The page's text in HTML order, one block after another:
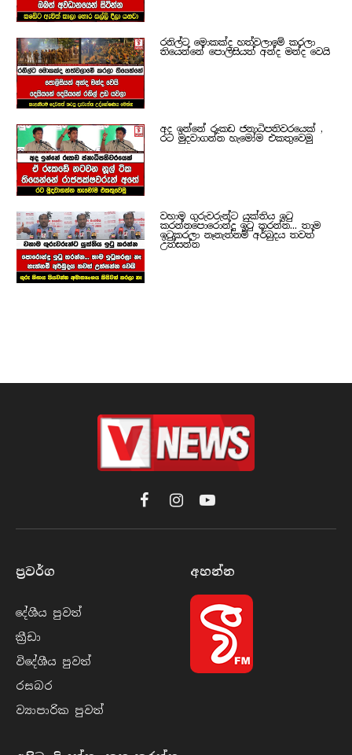
රනිල්ට මොකක්ද හත්වලාමේ කරලා
තියෙන්නේ පොලිසියත් අන්ද මන්ද වෙයි
අද ඉන්නේ රූකඩ ජනාධිපතිවරයෙක් ,
රට මුදවාගන්න හැමෝම එකතුවෙමු
වහාම ගුරුවරුන්ට යුක්තිය ඉටු
කරන්නපොරොන්දු ඉටු කරන්න... තාම
ඉටුකරලා නෑනැත්නම් අර්බුදය තවත්
උත්සන්න
FacebookInstagramYouTube
ප්‍රවර්​ග
දේශීය පුව​ත්
ක්‍රී​ඩා
විදේශීය පුව​ත්
රසබ​ර
ව්‍යාපාරික පුව​ත්
අහන්​න